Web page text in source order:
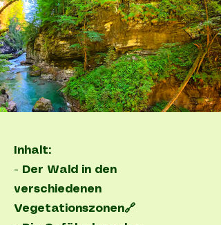
Inhalt:
- Der Wald in den
verschiedenen
Vegetationszonen🔗